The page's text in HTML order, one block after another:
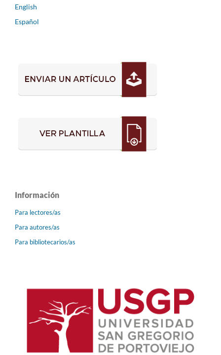
English
Español
Información
Para lectores/as
Para autores/as
Para bibliotecarios/as